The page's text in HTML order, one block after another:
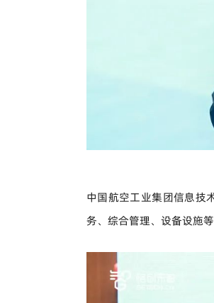
中国航空工业集团信息技
务、综合管理、设备设施